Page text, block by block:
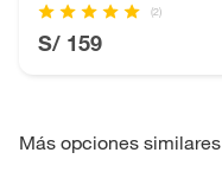
(2)
S/ 159
Más opciones similares